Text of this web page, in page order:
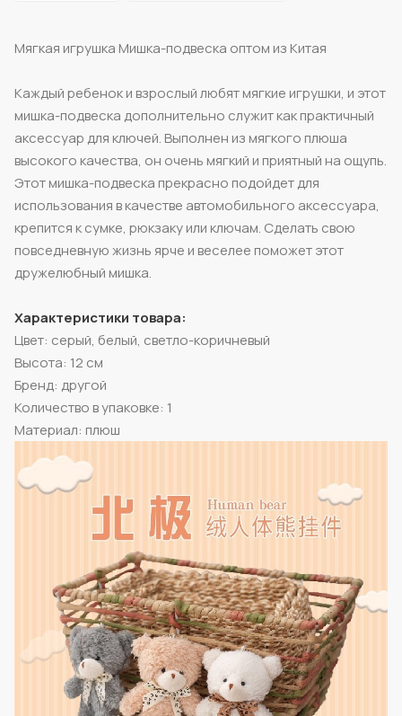
Мягкая игрушка Мишка-подвеска оптом из Китая
Каждый ребенок и взрослый любят мягкие игрушки, и этот
мишка-подвеска дополнительно служит как практичный
аксессуар для ключей. Выполнен из мягкого плюша
высокого качества, он очень мягкий и приятный на ощупь.
Этот мишка-подвеска прекрасно подойдет для
использования в качестве автомобильного аксессуара,
крепится к сумке, рюкзаку или ключам. Сделать свою
повседневную жизнь ярче и веселее поможет этот
дружелюбный мишка.
Характеристики товара:
Цвет: серый, белый, светло-коричневый
Высота: 12 см
Бренд: другой
Количество в упаковке: 1
Материал: плюш